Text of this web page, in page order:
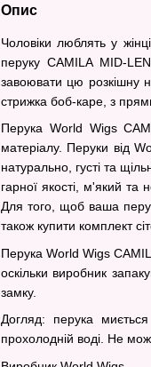
Опис
Чоловіки люблять у
перуку CAMILA MID-
завоювати цю розкішну
стрижка боб-каре, з
Перука World Wigs
матеріалу. Перуки від
натурально, густі та
гарної якості, м'який та
Для того, щоб ваша
також купити комплект
Перука World Wigs
оскільки виробник
замку.
Догляд: перука
прохолодній воді. Не